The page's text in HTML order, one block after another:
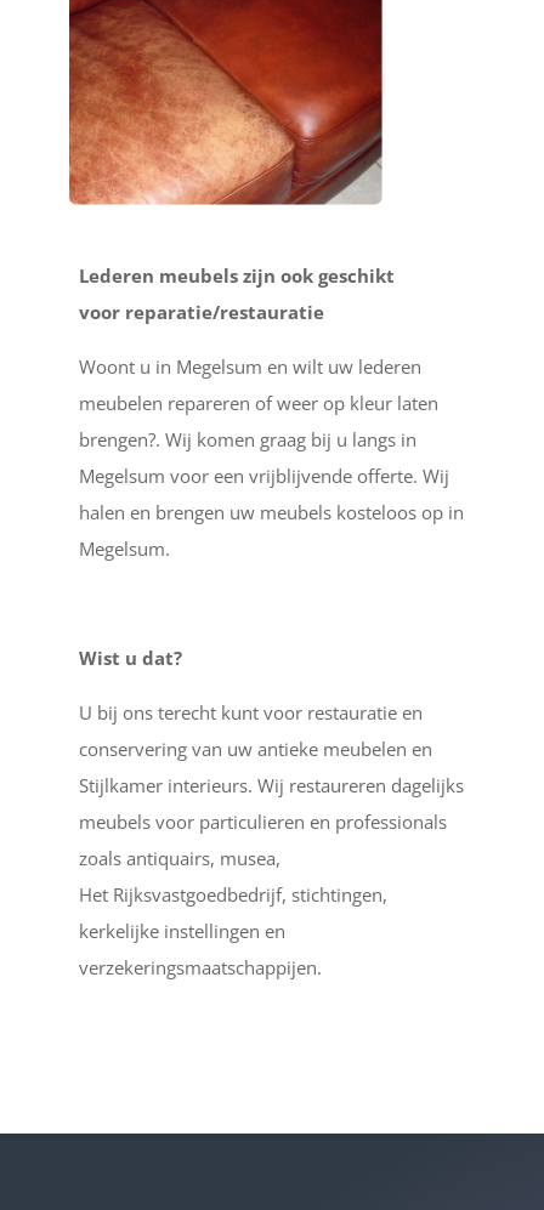
Lederen meubels zijn ook geschikt
voor reparatie/restauratie
Woont u in Megelsum en wilt uw lederen
meubelen repareren of weer op kleur laten
brengen?. Wij komen graag bij u langs in
Megelsum voor een vrijblijvende offerte. Wij
halen en brengen uw meubels kosteloos op in
Megelsum.
Wist u dat?
U bij ons terecht kunt voor restauratie en
conservering van uw antieke meubelen en
Stijlkamer interieurs. Wij restaureren dagelijks
meubels voor particulieren en professionals
zoals antiquairs, musea,
Het Rijksvastgoedbedrijf, stichtingen,
kerkelijke instellingen en
verzekeringsmaatschappijen.